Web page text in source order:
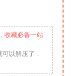
收藏必备一站
以解压了，